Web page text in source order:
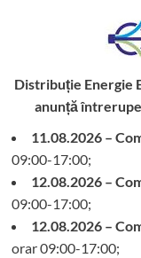
Distribuție Energie
anunță
11.08.2026 –
09:00-17:00;
12.08.2026 –
09:00-17:00;
12.08.2026 –
orar 09:00-17:00;